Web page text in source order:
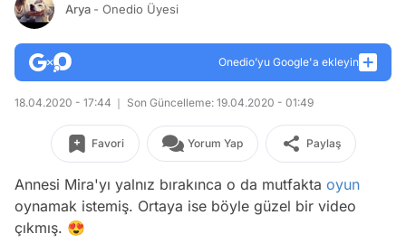
Arya - Onedio Üyesi
Onedio’yu Google'a ekleyin
18.04.2020 - 17:44 Son Güncelleme: 19.04.2020 - 01:49
Favori Yorum Yap Paylaş
Annesi Mira'yı yalnız bırakınca o da mutfakta oyun
oynamak istemiş. Ortaya ise böyle güzel bir video
çıkmış. 😍